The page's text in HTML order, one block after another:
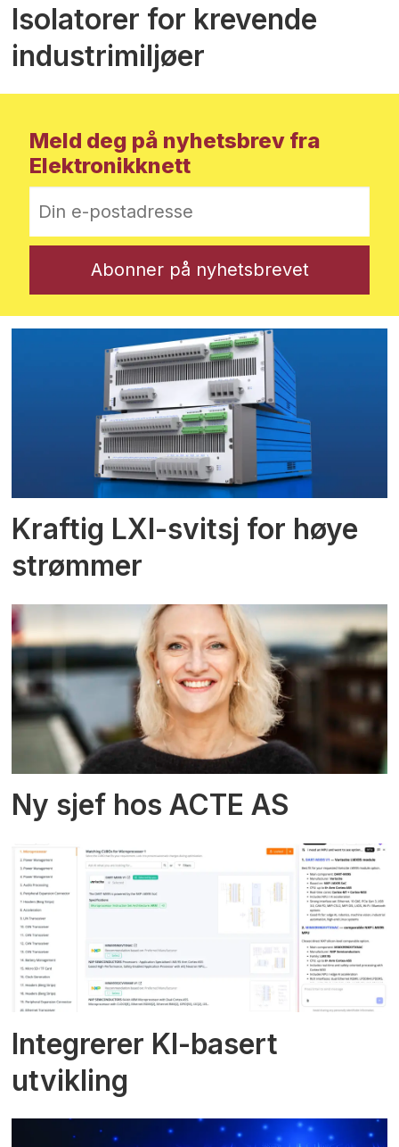
Isolatorer for krevende
industrimiljøer
Meld deg på nyhetsbrev fra
Elektronikknett
Kraftig LXI-svitsj for høye
strømmer
Ny sjef hos ACTE AS
Integrerer KI-basert
utvikling